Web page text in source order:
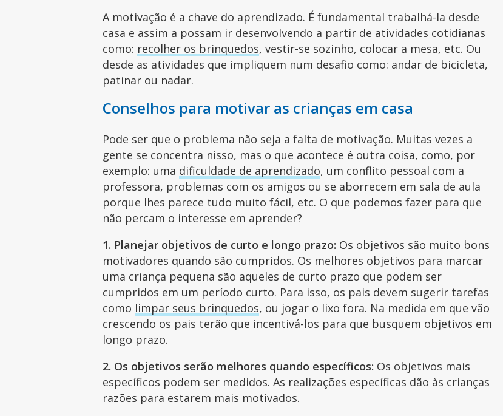
A motivação é a chave do aprendizado. É fundamental trabalhá-la desde
casa e assim a possam ir desenvolvendo a partir de atividades cotidianas
como: recolher os brinquedos, vestir-se sozinho, colocar a mesa, etc. Ou
desde as atividades que impliquem num desafio como: andar de bicicleta,
patinar ou nadar.
Conselhos para motivar as crianças em casa
Pode ser que o problema não seja a falta de motivação. Muitas vezes a
gente se concentra nisso, mas o que acontece é outra coisa, como, por
exemplo: uma dificuldade de aprendizado, um conflito pessoal com a
professora, problemas com os amigos ou se aborrecem em sala de aula
porque lhes parece tudo muito fácil, etc. O que podemos fazer para que
não percam o interesse em aprender?
1. Planejar objetivos de curto e longo prazo: Os objetivos são muito bons
motivadores quando são cumpridos. Os melhores objetivos para marcar
uma criança pequena são aqueles de curto prazo que podem ser
cumpridos em um período curto. Para isso, os pais devem sugerir tarefas
como limpar seus brinquedos, ou jogar o lixo fora. Na medida em que vão
crescendo os pais terão que incentivá-los para que busquem objetivos em
longo prazo.
2. Os objetivos serão melhores quando específicos: Os objetivos mais
específicos podem ser medidos. As realizações específicas dão às crianças
razões para estarem mais motivados.